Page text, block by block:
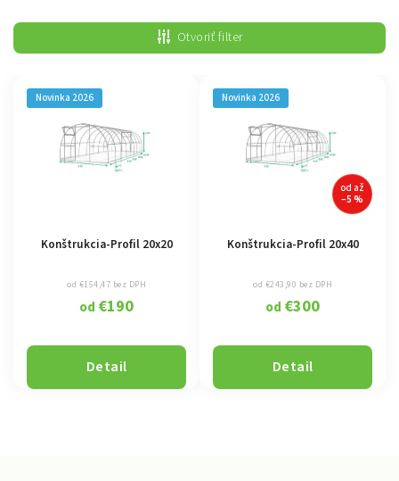
Otvoriť filter
Novinka 2026
Konštrukcia-Profil 20x20
od €154,47 bez DPH
od €190
Detail
Novinka 2026
od až
–5 %
Konštrukcia-Profil 20x40
od €243,90 bez DPH
od €300
Detail